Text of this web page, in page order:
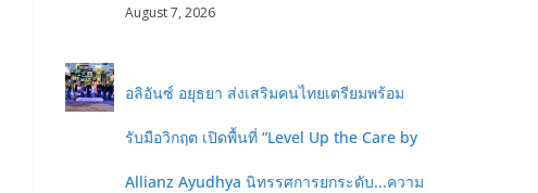
August 7, 2026
อลิอันซ์ อยุธยา ส่งเสริมคนไทยเตรียมพร้อม
รับมือวิกฤต เปิดพื้นที่ “Level Up the Care by
Allianz Ayudhya นิทรรศการยกระดับ...ความ